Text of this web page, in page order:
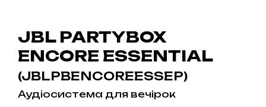
JBL PARTYBOX
ENCORE ESSENTIAL
(JBLPBENCOREESSEP)
Аудіосистема для вечірок